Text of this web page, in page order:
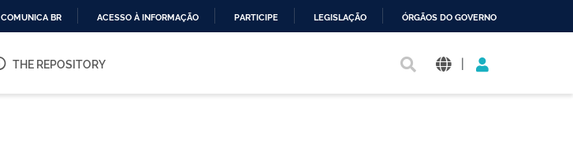
O
COMUNICA BR ACESSO À INFORMAÇÃO PARTICIPE LEGISLAÇÃO ÓRGÃOS DO GOVERNO
THE REPOSITORY |